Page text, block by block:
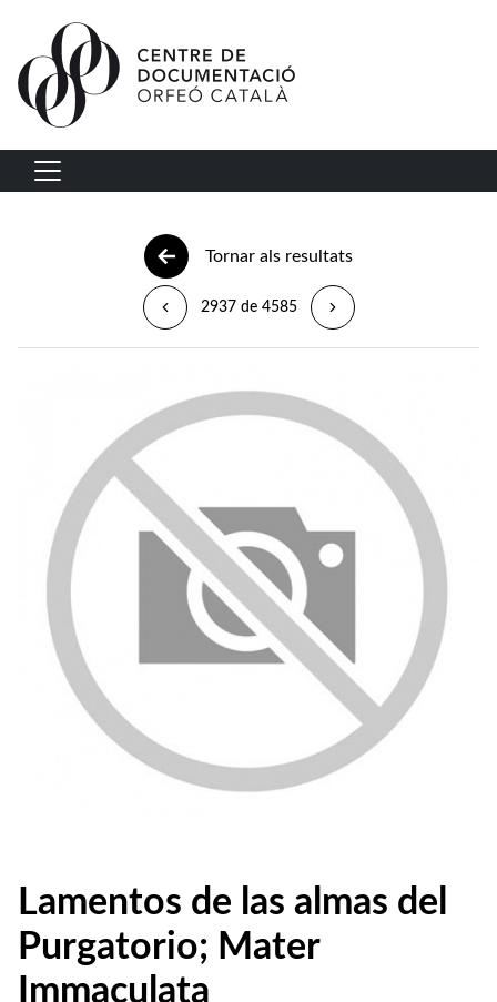
Vés al contingut
Navegació principal
Tornar als resultats
2937 de 4585
Lamentos de las almas del
Purgatorio; Mater
Immaculata